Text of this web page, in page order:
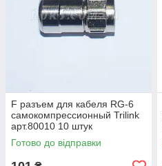
F разъем для кабеля RG-6
самокомпрессионный Trilink
арт.80010 10 штук
Готово до відправки